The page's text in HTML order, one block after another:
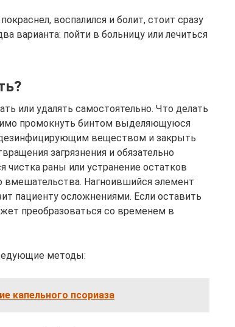
воспалился и болит, стоит сразу
варианта: пойти в больницу или лечиться
или удалять самостоятельно. Что делать
промокнуть бинтом выделяющуюся
веществом и закрыть
загрязнения и обязательно
чистка раны или устранение остатков
Нагноившийся элемент
пациенту осложнениями. Если оставить
преобразоваться со временем в
методы:
капельного псориаза